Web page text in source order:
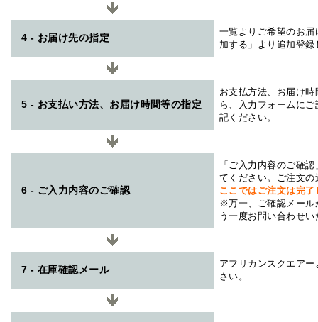
4 - お届け先の指定
一覧よりご希望のお
加する」より追加登
5 - お支払い方法、お届け時間等の指定
お支払方法、お届け
ら、入力フォームに
記ください。
6 - ご入力内容のご確認
「ご入力内容のご確
てください。ご注文
ここではご注文は完
※万一、ご確認メール
う一度お問い合わせ
7 - 在庫確認メール
アフリカンスクエアー
さい。